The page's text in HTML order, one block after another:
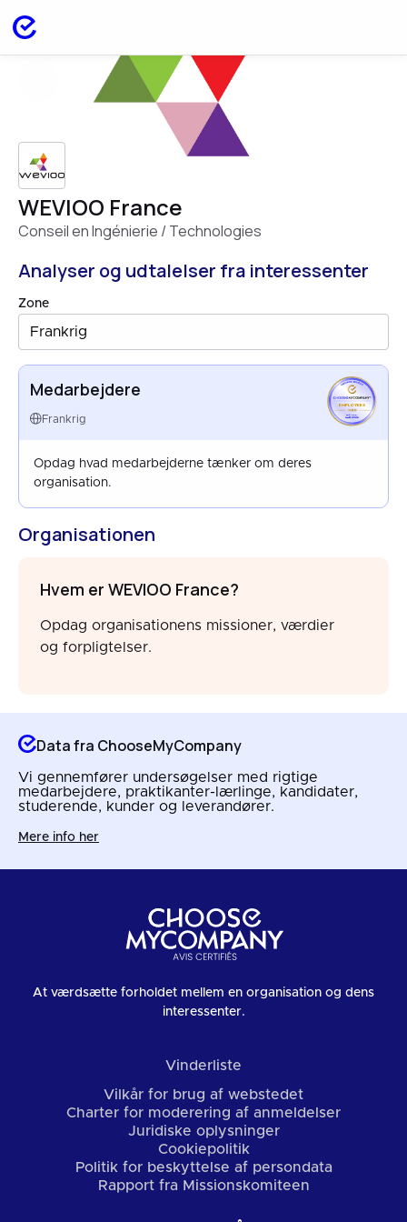
WEVIOO France
Conseil en Ingénierie / Technologies
Analyser og udtalelser fra interessenter
Zone
Frankrig
Medarbejdere
Frankrig
EMPLOYEES
FRANCE
MAR 2026
Opdag hvad medarbejderne tænker om deres
organisation.
Organisationen
Hvem er WEVIOO France?
Opdag organisationens missioner, værdier
og forpligtelser.
Data fra ChooseMyCompany
Vi gennemfører undersøgelser med rigtige
medarbejdere, praktikanter-lærlinge, kandidater,
studerende, kunder og leverandører.
Mere info her
At værdsætte forholdet mellem en organisation og dens
interessenter.
Vinderliste
Vilkår for brug af webstedet
Charter for moderering af anmeldelser
Juridiske oplysninger
Cookiepolitik
Politik for beskyttelse af persondata
Rapport fra Missionskomiteen